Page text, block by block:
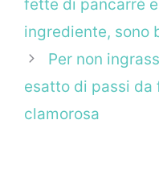
fette di pancarrè
ingrediente, sono
Per non
esatto di passi da
clamorosa